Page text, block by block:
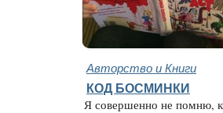
Авторство и Книги
КОД БОСМИНКИ
Я совершенно не помню,